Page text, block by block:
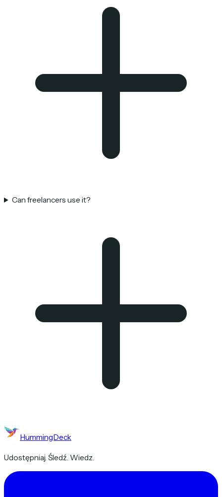
Can freelancers use it?
HummingDeck
Udostępniaj. Śledź. Wiedz.